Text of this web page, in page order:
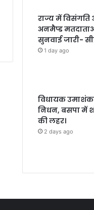
राज्य में
अनमैप्ड
सुनवाई जारी-
1 day ago
विधायक
निधन, बसपा में
की लहर।
2 days ago